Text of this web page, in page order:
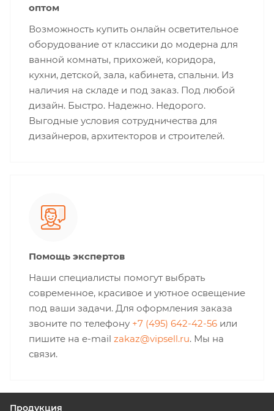
оптом
Возможность купить онлайн осветительное
оборудование от классики до модерна для
ванной комнаты, прихожей, коридора,
кухни, детской, зала, кабинета, спальни. Из
наличия на складе и под заказ. Под любой
дизайн. Быстро. Надежно. Недорого.
Выгодные условия сотрудничества для
дизайнеров, архитекторов и строителей.
Помощь экспертов
Наши специалисты помогут выбрать
современное, красивое и уютное освещение
под ваши задачи. Для оформления заказа
звоните по телефону +7 (495) 642-42-56 или
пишите на e-mail zakaz@vipsell.ru. Мы на
связи.
Продукция